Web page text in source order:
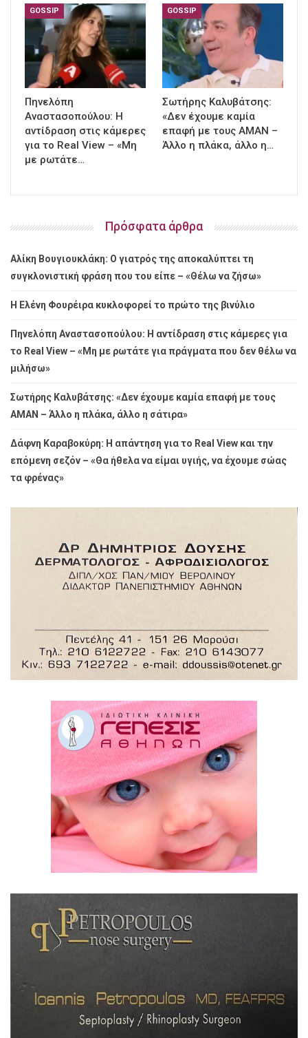
GOSSIP
Πηνελόπη
Αναστασοπούλου: Η
αντίδραση στις κάμερες
για το Real View – «Μη
με ρωτάτε…
GOSSIP
Σωτήρης Καλυβάτσης:
«Δεν έχουμε καμία
επαφή με τους ΑΜΑΝ –
Άλλο η πλάκα, άλλο η…
Πρόσφατα άρθρα
Αλίκη Βουγιουκλάκη: Ο γιατρός της αποκαλύπτει τη
συγκλονιστική φράση που του είπε – «Θέλω να ζήσω»
Η Ελένη Φουρέιρα κυκλοφορεί το πρώτο της βινύλιο
Πηνελόπη Αναστασοπούλου: Η αντίδραση στις κάμερες για
το Real View – «Μη με ρωτάτε για πράγματα που δεν θέλω να
μιλήσω»
Σωτήρης Καλυβάτσης: «Δεν έχουμε καμία επαφή με τους
ΑΜΑΝ – Άλλο η πλάκα, άλλο η σάτιρα»
Δάφνη Καραβοκύρη: Η απάντηση για το Real View και την
επόμενη σεζόν – «Θα ήθελα να είμαι υγιής, να έχουμε σώας
τα φρένας»